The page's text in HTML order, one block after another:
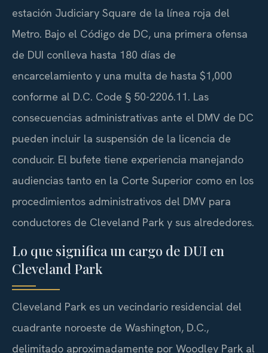
estación Judiciary Square de la línea roja del
Metro. Bajo el Código de DC, una primera ofensa
de DUI conlleva hasta 180 días de
encarcelamiento y una multa de hasta $1,000
conforme al D.C. Code § 50-2206.11. Las
consecuencias administrativas ante el DMV de DC
pueden incluir la suspensión de la licencia de
conducir. El bufete tiene experiencia manejando
audiencias tanto en la Corte Superior como en los
procedimientos administrativos del DMV para
conductores de Cleveland Park y sus alrededores.
Lo que significa un cargo de DUI en
Cleveland Park
Cleveland Park es un vecindario residencial del
cuadrante noroeste de Washington, D.C.,
delimitado aproximadamente por Woodley Park al